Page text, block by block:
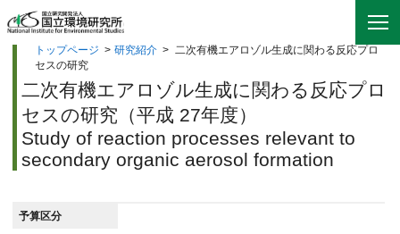
トップページ > 研究紹介 > 二次有機エアロゾル生成に関わる反応プロ
セスの研究
二次有機エアロゾル生成に関わる反応プロ
セスの研究（平成 27年度）
Study of reaction processes relevant to
secondary organic aerosol formation
予算区分